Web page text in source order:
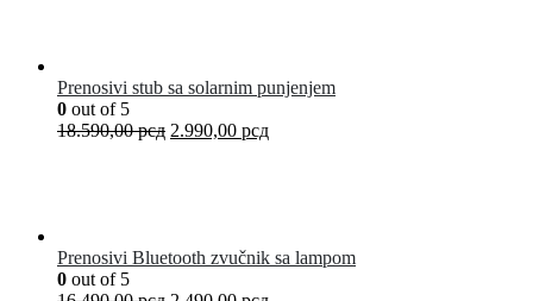
Prenosivi stub sa solarnim punjenjem
0 out of 5
18.590,00рсд 2.990,00 рсд
Prenosivi Bluetooth zvučnik sa lampom
0 out of 5